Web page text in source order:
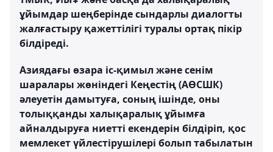
ұйымдар шеңберінде сындарлы диалогты
жалғастыру қажеттілігі туралы ортақ пікір
білдіреді.
Азиядағы өзара іс-қимыл және сенім
шаралары жөніндегі Кеңестің (АӨСШК)
әлеуетін дамытуға, соның ішінде, оны
толыққанды халықаралық ұйымға
айналдыруға ниетті екендерін білдіріп, қос
мемлекет үйлестірушілері болып табылатын